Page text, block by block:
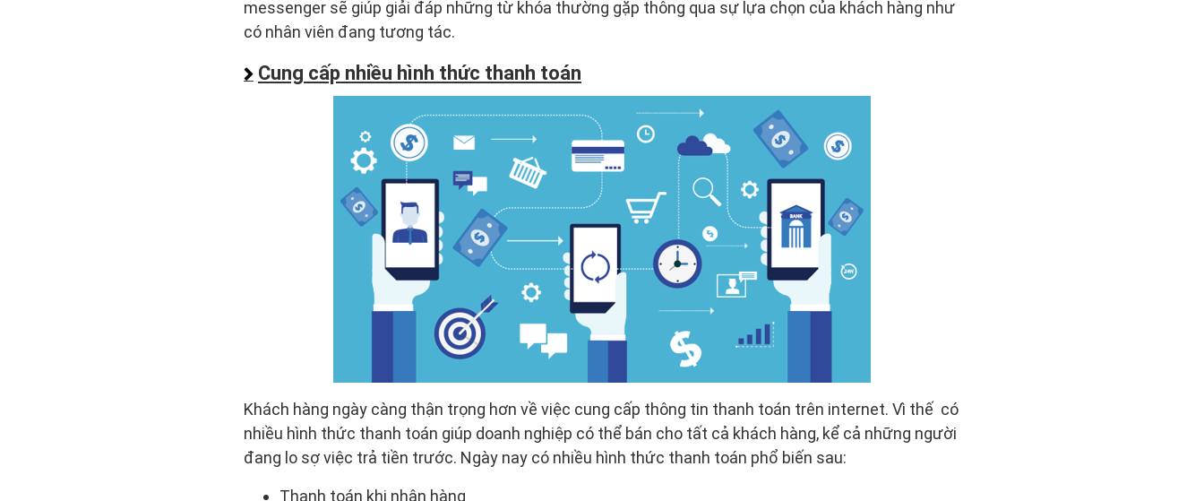
messenger sẽ giúp giải đáp những từ khóa thường gặp thông qua sự lựa chọn của khách hàng như
có nhân viên đang tương tác.
Cung cấp nhiều hình thức thanh toán
Khách hàng ngày càng thận trọng hơn về việc cung cấp thông tin thanh toán trên internet. Vì thế có
nhiều hình thức thanh toán giúp doanh nghiệp có thể bán cho tất cả khách hàng, kể cả những người
đang lo sợ việc trả tiền trước. Ngày nay có nhiều hình thức thanh toán phổ biến sau:
Thanh toán khi nhận hàng